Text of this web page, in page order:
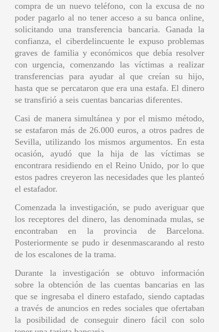
compra de un nuevo teléfono, con la excusa de no
poder pagarlo al no tener acceso a su banca online,
solicitando una transferencia bancaria. Ganada la
confianza, el ciberdelincuente le expuso problemas
graves de familia y económicos que debía resolver
con urgencia, comenzando las víctimas a realizar
transferencias para ayudar al que creían su hijo,
hasta que se percataron que era una estafa. El dinero
se transfirió a seis cuentas bancarias diferentes.
Casi de manera simultánea y por el mismo método,
se estafaron más de 26.000 euros, a otros padres de
Sevilla, utilizando los mismos argumentos. En esta
ocasión, ayudó que la hija de las víctimas se
encontrara residiendo en el Reino Unido, por lo que
estos padres creyeron las necesidades que les planteó
el estafador.
Comenzada la investigación, se pudo averiguar que
los receptores del dinero, las denominada mulas, se
encontraban en la provincia de Barcelona.
Posteriormente se pudo ir desenmascarando al resto
de los escalones de la trama.
Durante la investigación se obtuvo información
sobre la obtención de las cuentas bancarias en las
que se ingresaba el dinero estafado, siendo captadas
a través de anuncios en redes sociales que ofertaban
la posibilidad de conseguir dinero fácil con solo